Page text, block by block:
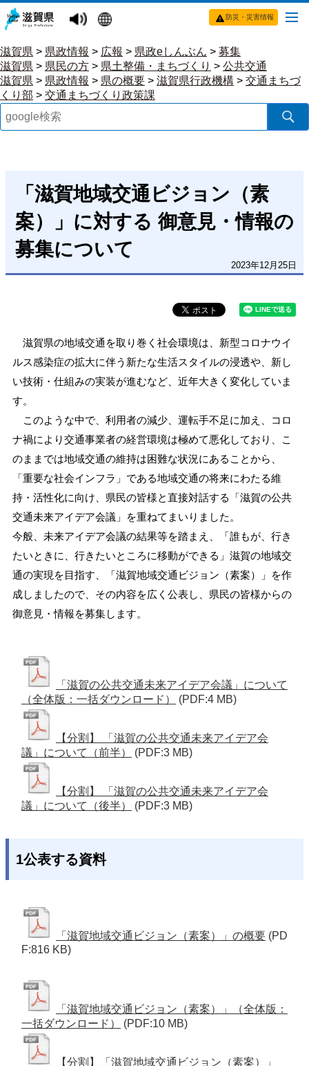
防災・災害情報
滋賀県 > 県政情報 > 広報 > 県政eしんぶん > 募集
滋賀県 > 県民の方 > 県土整備・まちづくり > 公共交通
滋賀県 > 県政情報 > 県の概要 > 滋賀県行政機構 > 交通まちづ
くり部 > 交通まちづくり政策課
「滋賀地域交通ビジョン（素
案）」に対する 御意見・情報の
募集について
2023年12月25日
滋賀県の地域交通を取り巻く社会環境は、新型コロナウイ
ルス感染症の拡大に伴う新たな生活スタイルの浸透や、新し
い技術・仕組みの実装が進むなど、近年大きく変化していま
す。
このような中で、利用者の減少、運転手不足に加え、コロ
ナ禍により交通事業者の経営環境は極めて悪化しており、こ
のままでは地域交通の維持は困難な状況にあることから、
「重要な社会インフラ」である地域交通の将来にわたる維
持・活性化に向け、県民の皆様と直接対話する「滋賀の公共
交通未来アイデア会議」を重ねてまいりました。
今般、未来アイデア会議の結果等を踏まえ、「誰もが、行き
たいときに、行きたいところに移動ができる」滋賀の地域交
通の実現を目指す、「滋賀地域交通ビジョン（素案）」を作
成しましたので、その内容を広く公表し、県民の皆様からの
御意見・情報を募集します。
「滋賀の公共交通未来アイデア会議」について
（全体版：一括ダウンロード）
(PDF:4 MB)
【分割】 「滋賀の公共交通未来アイデア会
議」について（前半）
(PDF:3 MB)
【分割】 「滋賀の公共交通未来アイデア会
議」について（後半）
(PDF:3 MB)
1公表する資料
「滋賀地域交通ビジョン（素案）」の概要 (PD
F:816 KB)
「滋賀地域交通ビジョン（素案）」（全体版：
一括ダウンロード）
(PDF:10 MB)
【分割】「滋賀地域交通ビジョン（素案）」